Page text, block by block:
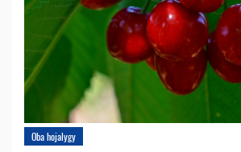
Oba hojalygy